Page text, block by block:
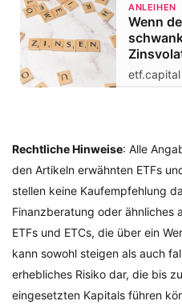
ANLEIHEN
Wenn
Rechtliche Hinweise: Alle
den Artikeln erwähnten ETFs
stellen keine Kaufempfehlung
Finanzberatung oder ähnliches
ETFs und ETCs, die über ein
kann sowohl steigen als auch
erhebliches Risiko dar, die bis
eingesetzten Kapitals führen